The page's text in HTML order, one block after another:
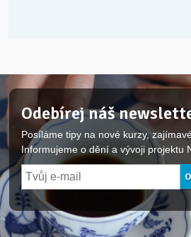
Odebírej náš
Posíláme tipy na nové kurzy,
Informujeme o dění a vývoji projektu